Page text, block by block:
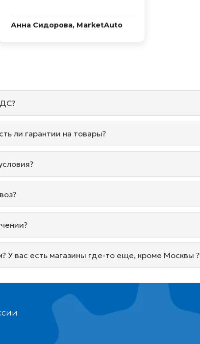
Анна Сидорова, MarketAuto
ли гарантии на товары?
У вас есть магазины где-то еще, кроме Москвы ?